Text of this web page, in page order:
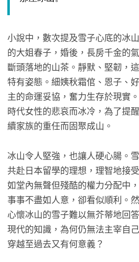
小說中，數次提及雪子心底的冰
的大姐春子，婚後，長房千金的
斷頭落地的山茶。靜默、堅韌，
特有姿態。細姨秋霜倌、恩子、
主的命運妥協，奮力生存於現實
時代女性的悲哀而冰冷，為了提
續家族的重任而固聚成山。
冰山令人堅強，也讓人硬心腸。
共赴日本留學的理想，理智地接
如堂內無聲但殘酷的權力分配中
事事不盡如人意，卻看似順利。
心懷冰山的雪子難以無芥蒂地回
現代的知識，為何仍無法主宰自
穿越至過去又有何意義？